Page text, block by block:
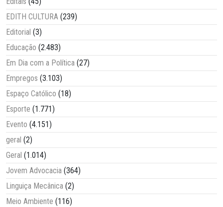
EDITH CULTURA (239)
Editorial (3)
Educação (2.483)
Em Dia com a Política (27)
Empregos (3.103)
Espaço Católico (18)
Esporte (1.771)
Evento (4.151)
geral (2)
Geral (1.014)
Jovem Advocacia (364)
Linguiça Mecânica (2)
Meio Ambiente (116)